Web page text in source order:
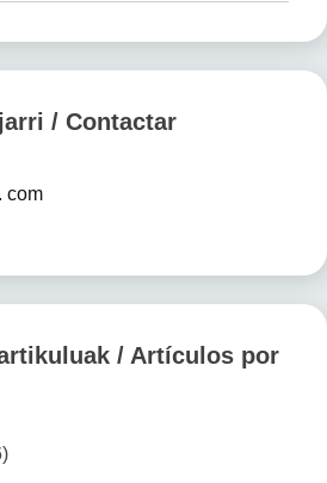
/ Contactar
com
/ Artículos por